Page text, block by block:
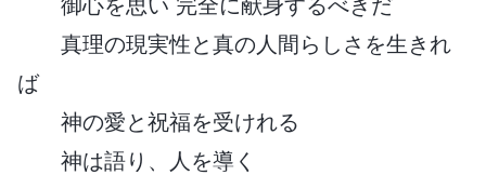
真理の現実性と真の人間らしさを生きれ
ば
神の愛と祝福を受けれる
神は語り、人を導く